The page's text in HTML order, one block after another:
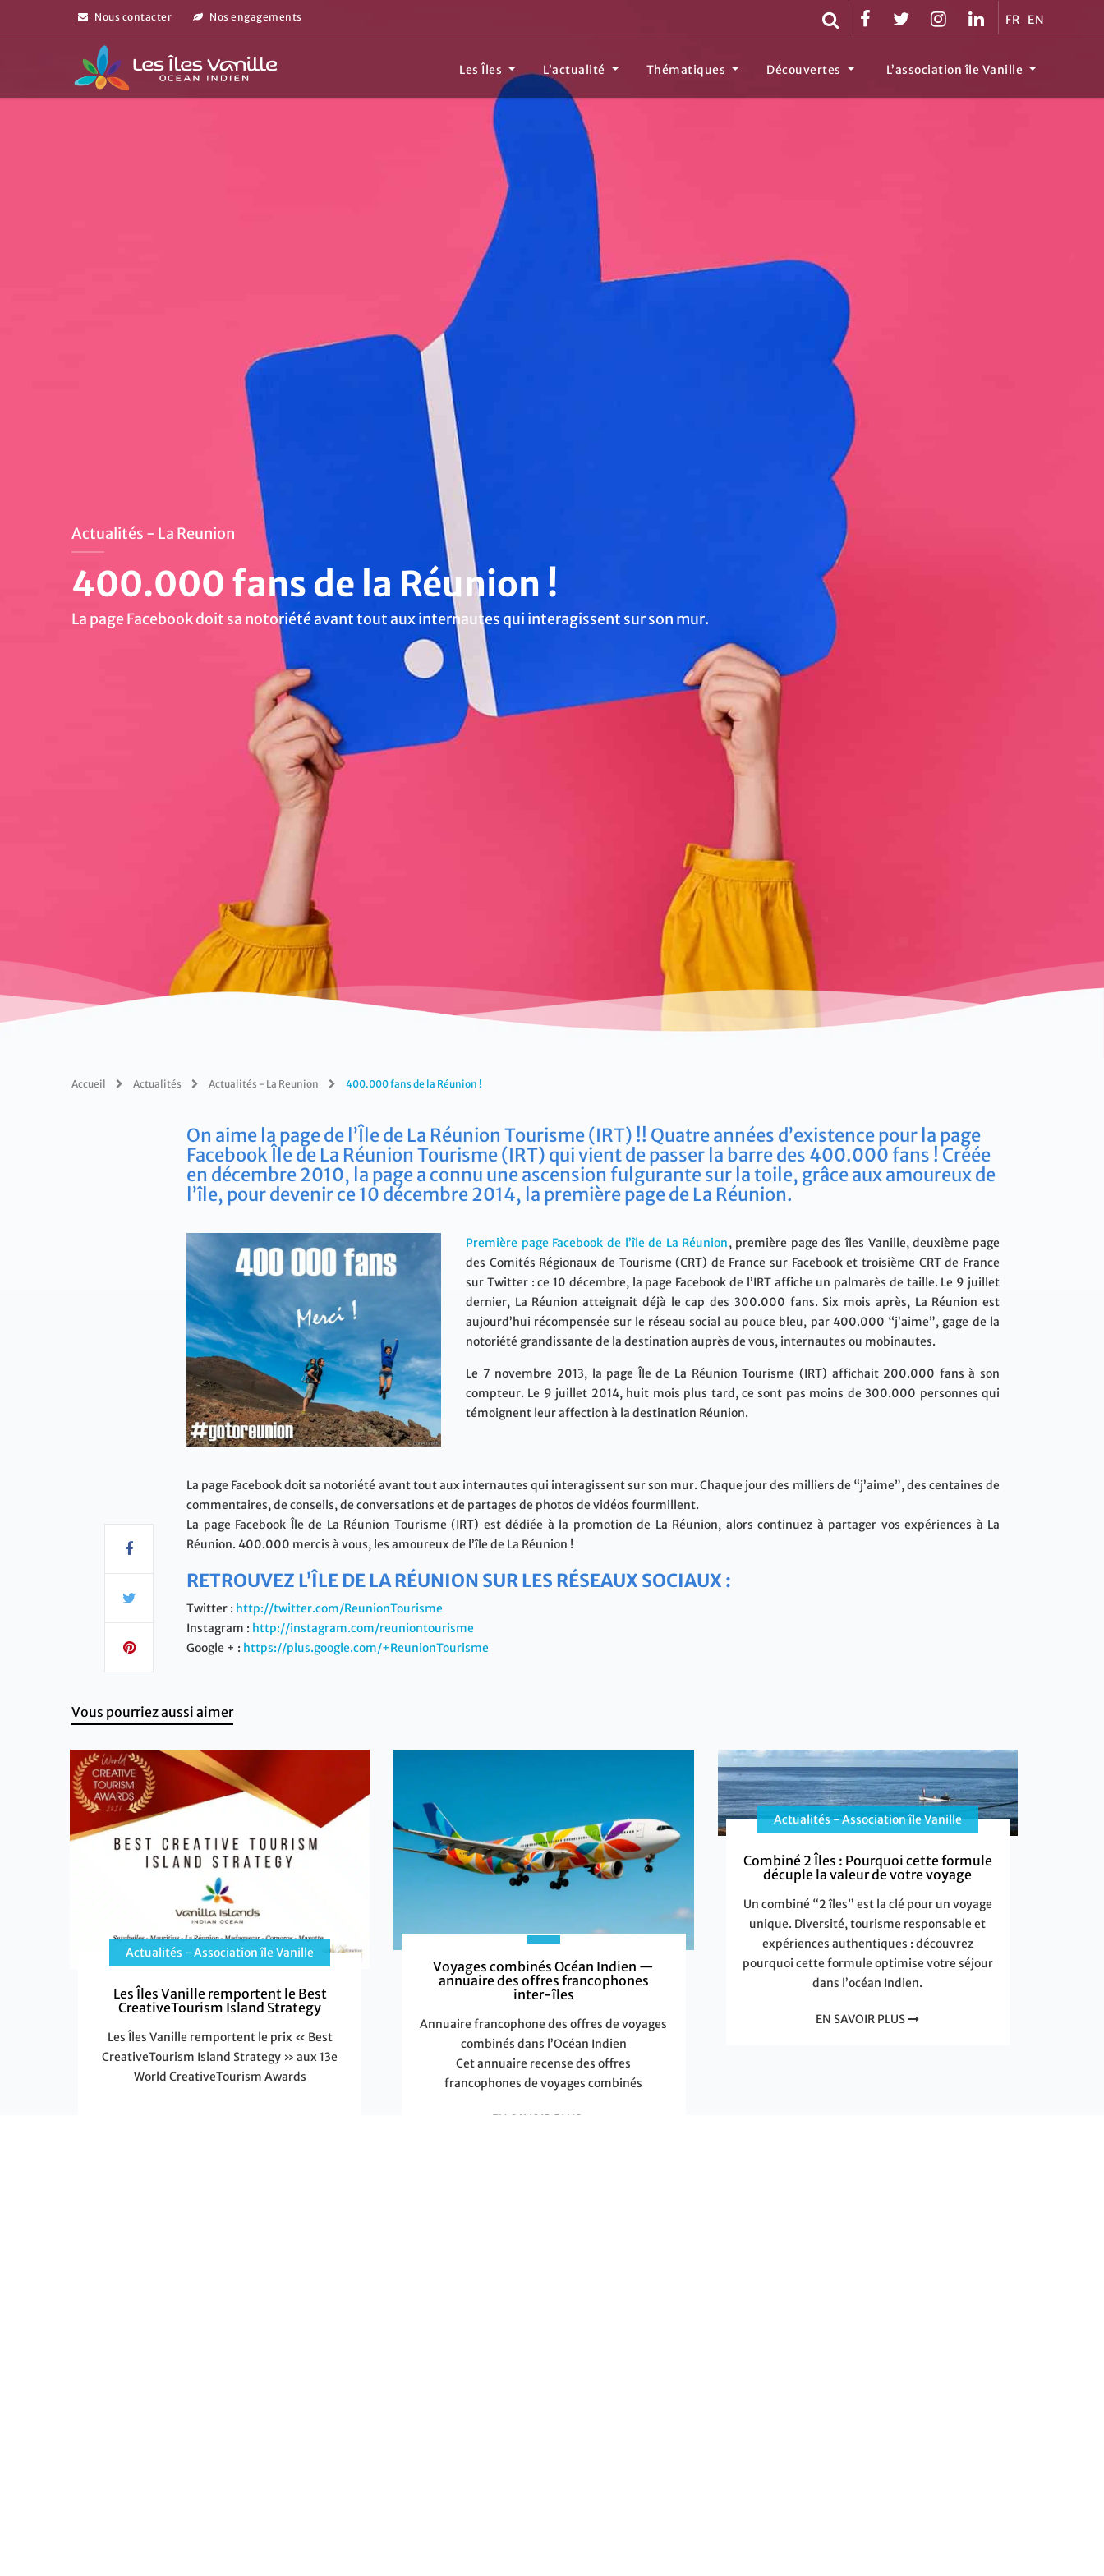
Nous contacter Nos engagements FR EN
Les Îles L’actualité Thématiques Découvertes L’association île Vanille
Actualités - La Reunion
400.000 fans de la Réunion !
La page Facebook doit sa notoriété avant tout aux internautes qui interagissent sur son mur.
Accueil Actualités Actualités - La Reunion 400.000 fans de la Réunion !
On aime la page de l’Île de La Réunion Tourisme (IRT) !! Quatre années d’existence pour la page
Facebook Île de La Réunion Tourisme (IRT) qui vient de passer la barre des 400.000 fans ! Créée
en décembre 2010, la page a connu une ascension fulgurante sur la toile, grâce aux amoureux de
l’île, pour devenir ce 10 décembre 2014, la première page de La Réunion.
Première page Facebook de l’île de La Réunion, première page des îles Vanille, deuxième page
des Comités Régionaux de Tourisme (CRT) de France sur Facebook et troisième CRT de France
sur Twitter : ce 10 décembre, la page Facebook de l’IRT affiche un palmarès de taille. Le 9 juillet
dernier, La Réunion atteignait déjà le cap des 300.000 fans. Six mois après, La Réunion est
aujourd’hui récompensée sur le réseau social au pouce bleu, par 400.000 “j’aime”, gage de la
notoriété grandissante de la destination auprès de vous, internautes ou mobinautes.
Le 7 novembre 2013, la page Île de La Réunion Tourisme (IRT) affichait 200.000 fans à son
compteur. Le 9 juillet 2014, huit mois plus tard, ce sont pas moins de 300.000 personnes qui
témoignent leur affection à la destination Réunion.
La page Facebook doit sa notoriété avant tout aux internautes qui interagissent sur son mur. Chaque jour des milliers de “j’aime”, des centaines de
commentaires, de conseils, de conversations et de partages de photos de vidéos fourmillent.
La page Facebook Île de La Réunion Tourisme (IRT) est dédiée à la promotion de La Réunion, alors continuez à partager vos expériences à La
Réunion. 400.000 mercis à vous, les amoureux de l’île de La Réunion !
RETROUVEZ L’ÎLE DE LA RÉUNION SUR LES RÉSEAUX SOCIAUX :
Twitter : http://twitter.com/ReunionTourisme
Instagram : http://instagram.com/reuniontourisme
Google + : https://plus.google.com/+ReunionTourisme
Vous pourriez aussi aimer
Actualités - Association île Vanille
Les Îles Vanille remportent le Best
CreativeTourism Island Strategy
Les Îles Vanille remportent le prix « Best
CreativeTourism Island Strategy » aux 13e
World CreativeTourism Awards
Voyages combinés Océan Indien —
annuaire des offres francophones
inter-îles
Annuaire francophone des offres de voyages
combinés dans l’Océan Indien
Cet annuaire recense des offres
francophones de voyages combinés
EN SAVOIR PLUS
Actualités - Association île Vanille
Combiné 2 Îles : Pourquoi cette formule
décuple la valeur de votre voyage
Un combiné “2 îles” est la clé pour un voyage
unique. Diversité, tourisme responsable et
expériences authentiques : découvrez
pourquoi cette formule optimise votre séjour
dans l’océan Indien.
EN SAVOIR PLUS